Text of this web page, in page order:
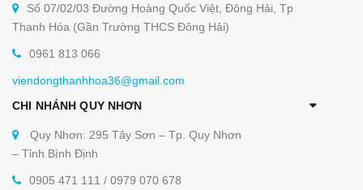
Số 07/02/03 Đường Hoàng Quốc Việt, Đông Hải, Tp
Thanh Hóa (Gần Trường THCS Đông Hải)
0961 813 066
viendongthanhhoa36@gmail.com
CHI NHÁNH QUY NHƠN
Quy Nhơn: 295 Tây Sơn – Tp. Quy Nhơn
– Tỉnh Bình Định
0905 471 111 / 0979 070 678